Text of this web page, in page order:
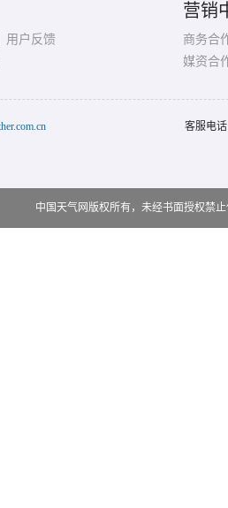
用户反馈
营销
商务合
媒资合
客服电
中国天气网版权所有，未经书面授权